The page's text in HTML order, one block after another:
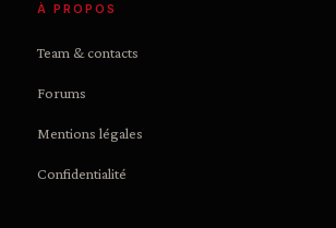
À PROPOS
Team & contacts
Forums
Mentions légales
Confidentialité